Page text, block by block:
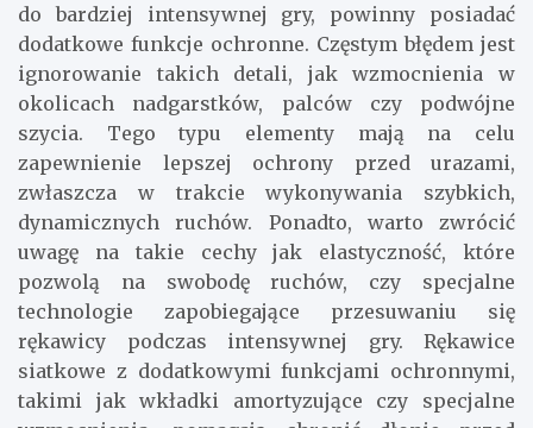
do bardziej intensywnej gry, powinny posiadać
dodatkowe funkcje ochronne. Częstym błędem jest
ignorowanie takich detali, jak wzmocnienia w
okolicach nadgarstków, palców czy podwójne
szycia. Tego typu elementy mają na celu
zapewnienie lepszej ochrony przed urazami,
zwłaszcza w trakcie wykonywania szybkich,
dynamicznych ruchów. Ponadto, warto zwrócić
uwagę na takie cechy jak elastyczność, które
pozwolą na swobodę ruchów, czy specjalne
technologie zapobiegające przesuwaniu się
rękawicy podczas intensywnej gry. Rękawice
siatkowe z dodatkowymi funkcjami ochronnymi,
takimi jak wkładki amortyzujące czy specjalne